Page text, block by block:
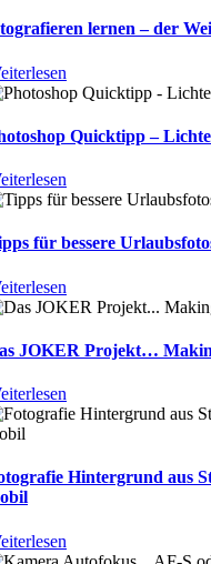
lernen – der
Quicktipp –
für bessere
JOKER Projekt…
Hintergrund aus